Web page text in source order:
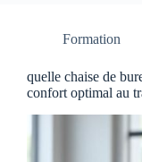
Formation
quelle chaise de
confort optimal au